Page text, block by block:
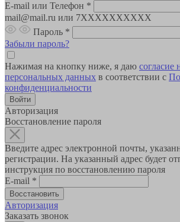
E-mail или Телефон *
mail@mail.ru или 7XXXXXXXXXX
Пароль *
Забыли пароль?
Нажимая на кнопку ниже, я даю согласие
персональных данных в соответствии с
конфиденциальности
Авторизация
Восстановление пароля
Введите адрес электронной почты,
регистрации. На указанный адрес будет
инструкция по восстановлению пароля
E-mail *
Авторизация
Заказать звонок